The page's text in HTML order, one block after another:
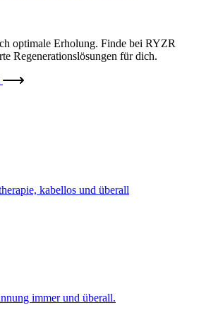
optimale Erholung. Finde bei RYZR
Regenerationslösungen für dich.
kabellos und überall
immer und überall.